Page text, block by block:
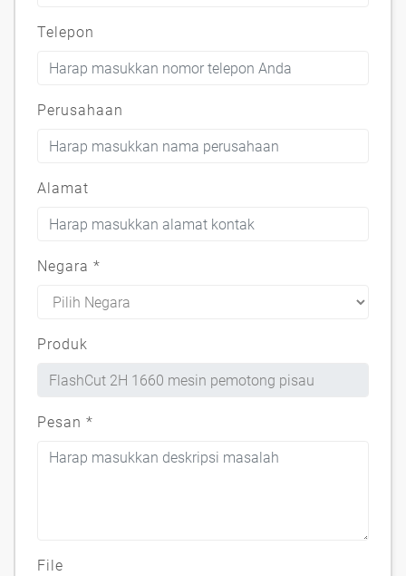
Telepon
Perusahaan
Alamat
Negara *
Produk
Pesan *
File